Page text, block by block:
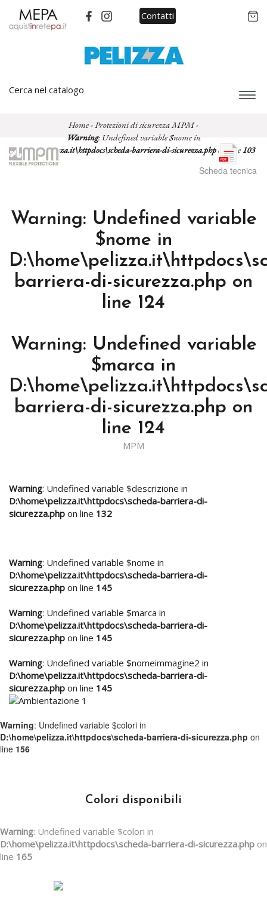
Contatti
Cerca nel catalogo
Home-Protezioni di sicurezza MPM-
Warning: Undefined variable $nome in
D:\home\pelizza.it\httpdocs\scheda-barriera-di-sicurezza.phpon line103
Scheda tecnica
Warning: Undefined variable
$nome in
barriera-di-sicurezza.php on
line 124
Warning: Undefined variable
$marca in
barriera-di-sicurezza.php on
line 124
MPM
Warning: Undefined variable $descrizione in
D:\home\pelizza.it\httpdocs\scheda-barriera-di-
sicurezza.php on line 132
Warning: Undefined variable $nome in
D:\home\pelizza.it\httpdocs\scheda-barriera-di-
sicurezza.php on line 145
Warning: Undefined variable $marca in
D:\home\pelizza.it\httpdocs\scheda-barriera-di-
sicurezza.php on line 145
Warning: Undefined variable $nomeimmagine2 in
D:\home\pelizza.it\httpdocs\scheda-barriera-di-
sicurezza.php on line 145
Warning: Undefined variable $colori in
D:\home\pelizza.it\httpdocs\scheda-barriera-di-sicurezza.php on
line 156
Colori disponibili
Warning: Undefined variable $colori in
D:\home\pelizza.it\httpdocs\scheda-barriera-di-sicurezza.php on
line 165